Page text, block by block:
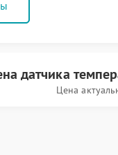
датчика
Цена